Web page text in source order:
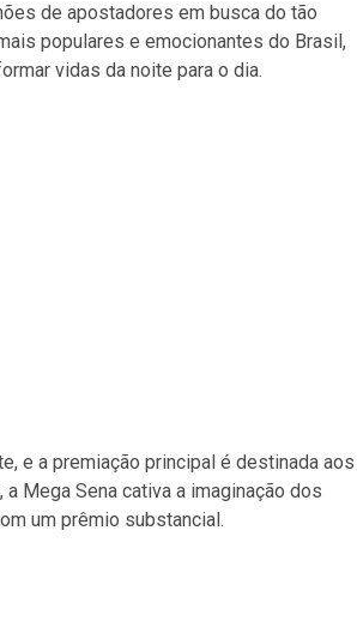
de apostadores em busca do tão
populares e emocionantes do Brasil,
vidas da noite para o dia.
e a premiação principal é destinada aos
Mega Sena cativa a imaginação dos
um prêmio substancial.